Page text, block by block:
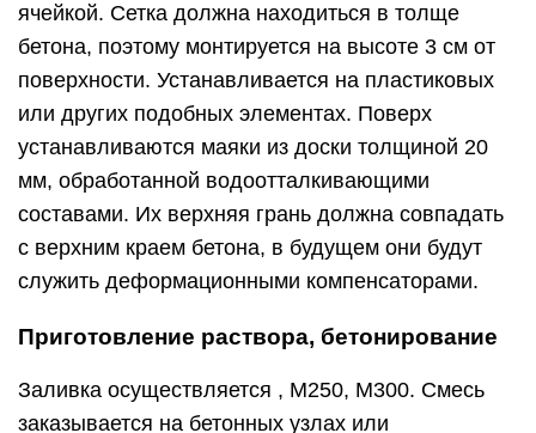
ячейкой. Сетка должна находиться в толще
бетона, поэтому монтируется на высоте 3 см от
поверхности. Устанавливается на пластиковых
или других подобных элементах. Поверх
устанавливаются маяки из доски толщиной 20
мм, обработанной водоотталкивающими
составами. Их верхняя грань должна совпадать
с верхним краем бетона, в будущем они будут
служить деформационными компенсаторами.
Приготовление раствора, бетонирование
Заливка осуществляется , М250, М300. Смесь
заказывается на бетонных узлах или